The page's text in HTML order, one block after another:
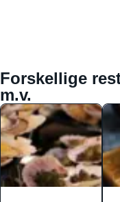
Forskellige
m.v.